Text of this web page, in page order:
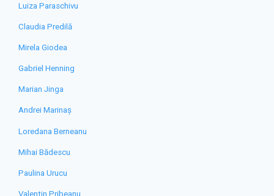
Luiza Paraschivu
Claudia Predilă
Mirela Giodea
Gabriel Henning
Marian Jinga
Andrei Marinaș
Loredana Berneanu
Mihai Bădescu
Paulina Urucu
Valentin Pribeanu